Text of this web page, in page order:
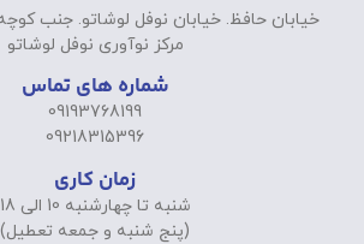
مرکز نوآوری نوفل لوشاتو
شماره های تماس
09193768199
09218315396
زمان کاری
شنبه تا چهارشنبه 10 الی 18
(پنج شنبه و جمعه تعطیل)